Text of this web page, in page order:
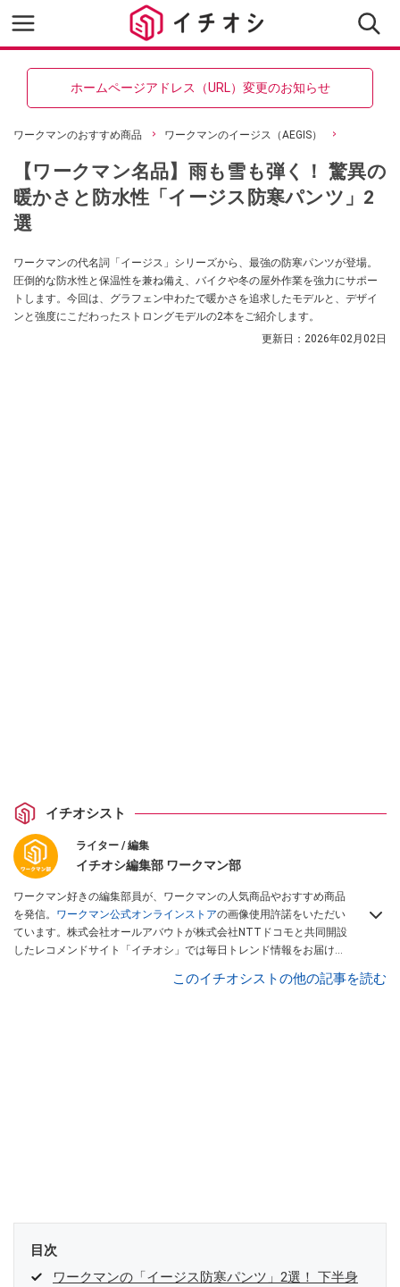
ホームページアドレス（URL）変更のお知らせ
ワークマンのおすすめ商品 ワークマンのイージス（AEGIS）
【ワークマン名品】雨も雪も弾く！ 驚異の
暖かさと防水性「イージス防寒パンツ」2
選
ワークマンの代名詞「イージス」シリーズから、最強の防寒パンツが登場。
圧倒的な防水性と保温性を兼ね備え、バイクや冬の屋外作業を強力にサポー
トします。今回は、グラフェン中わたで暖かさを追求したモデルと、デザイ
ンと強度にこだわったストロングモデルの2本をご紹介します。
更新日： 2026年02月02日
イチオシスト
ライター / 編集
イチオシ編集部 ワークマン部
ワークマン好きの編集部員が、ワークマンの人気商品やおすすめ商品
を発信。 ワークマン公式オンラインストアの画像使用許諾をいただい
ています。株式会社オールアバウトが株式会社NTTドコモと共同開設
したレコメンドサイト「イチオシ」では毎日トレンド情報をお届け。
このイチオシストの他の記事を読む
目次
ワークマンの「イージス防寒パンツ」2選！ 下半身